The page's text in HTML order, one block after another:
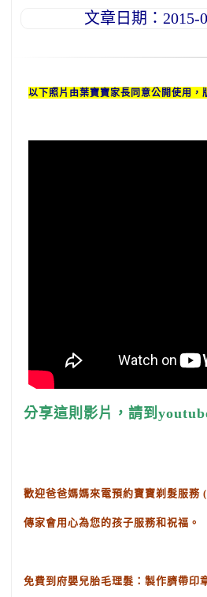
文章日期：2015-
以下照片由葉寶寶家長同意公開使用，
分享這則影片，請到
歡迎爸爸媽媽來電預約寶寶剃髮服務 (
傳家會用心為您的孩子服務和祝福。
免費到府嬰兒胎毛理髮：製作臍帶印